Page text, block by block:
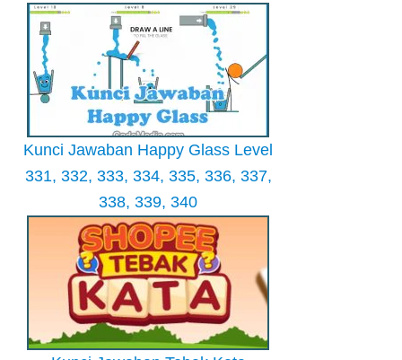
Kunci Jawaban Happy Glass Level
331, 332, 333, 334, 335, 336, 337,
338, 339, 340